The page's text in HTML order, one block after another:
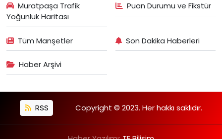
Muratpaşa Trafik
Yoğunluk Haritası
Puan Durumu ve Fikstür
Tüm Manşetler Son Dakika Haberleri
Haber Arşivi
RSS Copyright © 2023. Her hakkı saklıdır.